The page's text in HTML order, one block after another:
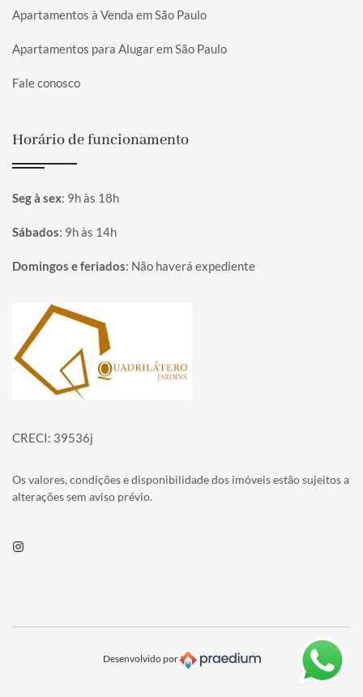
Apartamentos à Venda em São Paulo
Apartamentos para Alugar em São Paulo
Fale conosco
Horário de funcionamento
Seg à sex: 9h às 18h
Sábados: 9h às 14h
Domingos e feriados: Não haverá expediente
Página inicial
CRECI: 39536j
Os valores, condições e disponibilidade dos imóveis estão sujeitos a
alterações sem aviso prévio.
Instagram
Desenvolvido por